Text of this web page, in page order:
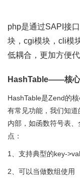
php是通过SAPI接
块，cgi模块，cli模
低耦合，更加方便
HashTable——核
HashTable是Zend的
有常见功能，我们知
内部，如函数符号表
点：
1、支持典型的key-
2、可以当做数组使用